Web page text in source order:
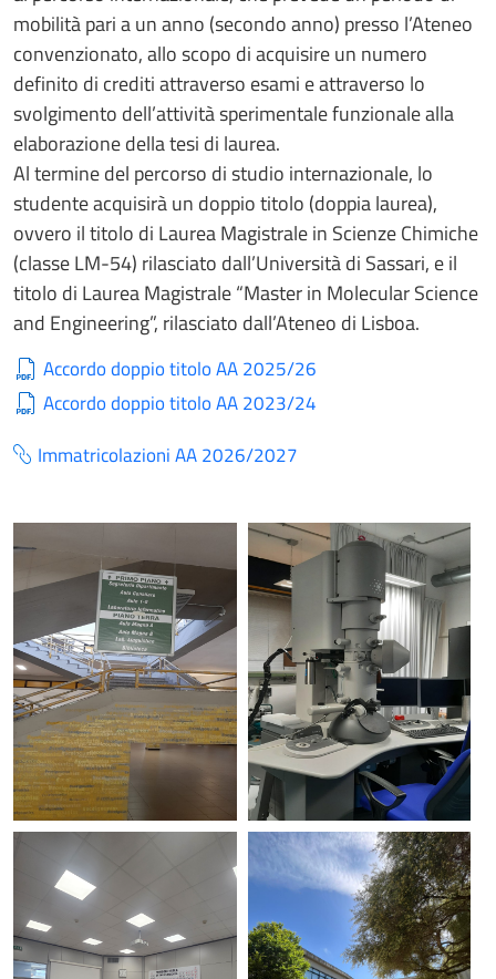
mobilità pari a un anno (secondo anno) presso l’Ateneo
convenzionato, allo scopo di acquisire un numero
definito di crediti attraverso esami e attraverso lo
svolgimento dell’attività sperimentale funzionale alla
elaborazione della tesi di laurea.
Al termine del percorso di studio internazionale, lo
studente acquisirà un doppio titolo (doppia laurea),
ovvero il titolo di Laurea Magistrale in Scienze Chimiche
(classe LM-54) rilasciato dall’Università di Sassari, e il
titolo di Laurea Magistrale “Master in Molecular Science
and Engineering”, rilasciato dall’Ateneo di Lisboa.
Accordo doppio titolo AA 2025/26
Accordo doppio titolo AA 2023/24
Immatricolazioni AA 2026/2027